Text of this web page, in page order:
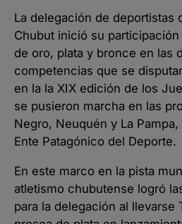
La delegación de deportistas
Chubut inició su
de oro, plata y bronce en las
competencias que se
en la la XIX edición de los
se pusieron marcha en las
Negro, Neuquén y La
Ente Patagónico del Deporte.
En este marco en la pista
atletismo chubutense logró
para la delegación al llevarse